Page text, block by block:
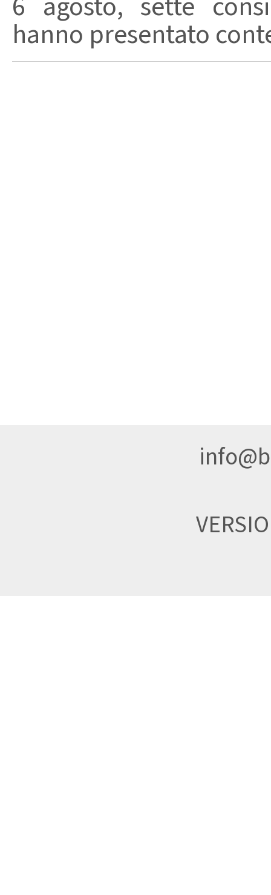
hanno presentato